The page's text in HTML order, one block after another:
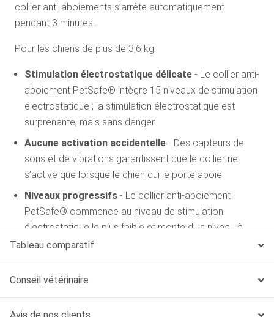
collier anti-aboiements s’arrête automatiquement
pendant 3 minutes.
Pour les chiens de plus de 3,6 kg.
Stimulation électrostatique délicate - Le collier anti-
aboiement PetSafe® intègre 15 niveaux de stimulation
électrostatique ; la stimulation électrostatique est
surprenante, mais sans danger
Aucune activation accidentelle - Des capteurs de
sons et de vibrations garantissent que le collier ne
s’active que lorsque le chien qui le porte aboie
Niveaux progressifs - Le collier anti-aboiement
PetSafe® commence au niveau de stimulation
électrostatique le plus faible et monte d’un niveau à
chaque aboiement de votre chien ; le collier s’éteint
secondes
Collier étanche- Le collier anti-aboiement résiste à la
pluie, à la neige, à la boue et à d’autres conditions
Tableau comparatif
Conseil vétérinaire
Avis de nos clients